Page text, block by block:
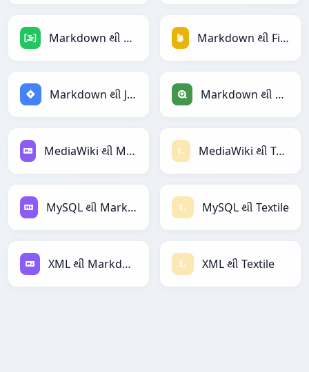
Markdown થી DAX Markdown થી Firebase
Markdown થી Jira Markdown થી Qlik
MediaWiki થી Markdown MediaWiki થી Textile
MySQL થી Markdown MySQL થી Textile
XML થી Markdown XML થી Textile